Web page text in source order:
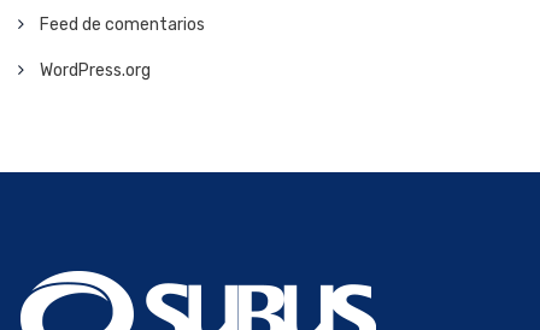
Feed de comentarios
WordPress.org